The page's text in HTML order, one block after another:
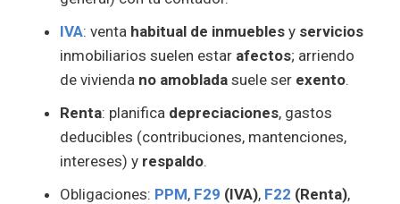
IVA: venta habitual de inmueblesy servicios
inmobiliarios suelen estar afectos; arriendo
de vivienda no amobladasuele ser exento.
Renta: planifica depreciaciones, gastos
deducibles (contribuciones, mantenciones,
intereses) y respaldo.
Obligaciones: PPM, F29 (IVA), F22 (Renta),